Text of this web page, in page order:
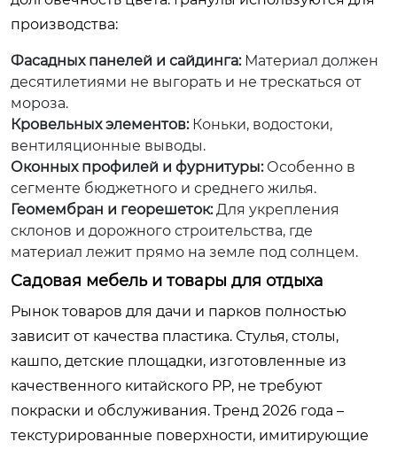
производства:
Фасадных панелей и сайдинга:Материал должен
десятилетиями не выгорать и не трескаться от
мороза.
Кровельных элементов:Коньки, водостоки,
вентиляционные выводы.
Оконных профилей и фурнитуры:Особенно в
сегменте бюджетного и среднего жилья.
Геомембран и георешеток:Для укрепления
склонов и дорожного строительства, где
материал лежит прямо на земле под солнцем.
Садовая мебель и товары для отдыха
Рынок товаров для дачи и парков полностью
зависит от качества пластика. Стулья, столы,
кашпо, детские площадки, изготовленные из
качественного китайского PP, не требуют
покраски и обслуживания. Тренд 2026 года –
текстурированные поверхности, имитирующие